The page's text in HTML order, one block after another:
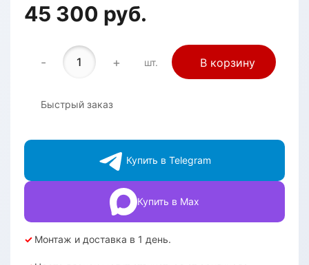
45 300 руб.
- + шт. В корзину
Быстрый заказ
Купить в Telegram
Купить в Max
✓ Монтаж и доставка в 1 день.